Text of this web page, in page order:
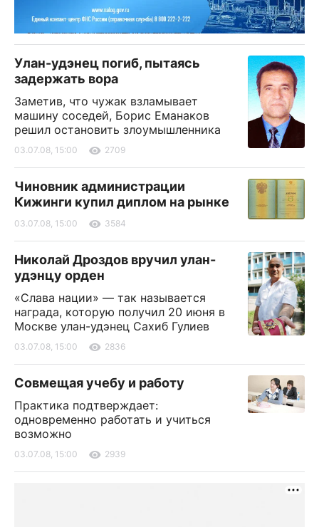
Улан-удэнец погиб, пытаясь
задержать вора
Заметив, что чужак взламывает
машину соседей, Борис Еманаков
решил остановить злоумышленника
03.07.08, 15:00 2709
Чиновник администрации
Кижинги купил диплом на рынке
03.07.08, 15:00 3584
Николай Дроздов вручил улан-
удэнцу орден
«Слава нации» — так называется
награда, которую получил 20 июня в
Москве улан-удэнец Сахиб Гулиев
03.07.08, 15:00 2836
Совмещая учебу и работу
Практика подтверждает:
одновременно работать и учиться
возможно
03.07.08, 15:00 2939